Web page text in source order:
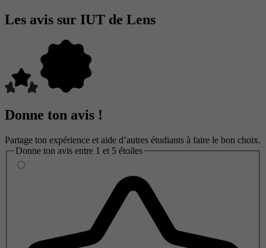
Les avis sur IUT de Lens
Donne ton avis !
Partage ton expérience et aide d’autres étudiants à faire le bon choix.
Donne ton avis entre 1 et 5 étoiles